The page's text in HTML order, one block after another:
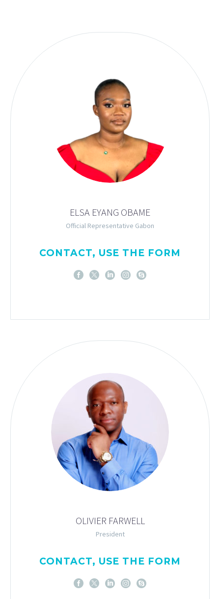
ELSA EYANG OBAME
Official Representative Gabon
CONTACT, USE THE FORM
OLIVIER FARWELL
President
CONTACT, USE THE FORM